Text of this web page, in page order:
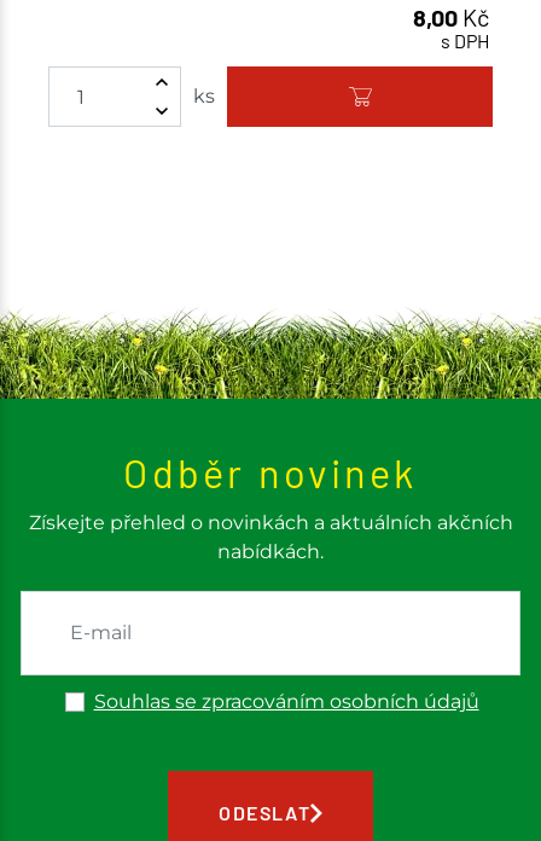
8,00 Kč
s DPH
ks
Odběr novinek
Získejte přehled o novinkách a aktuálních akčních
nabídkách.
Souhlas se zpracováním osobních údajů
ODESLAT